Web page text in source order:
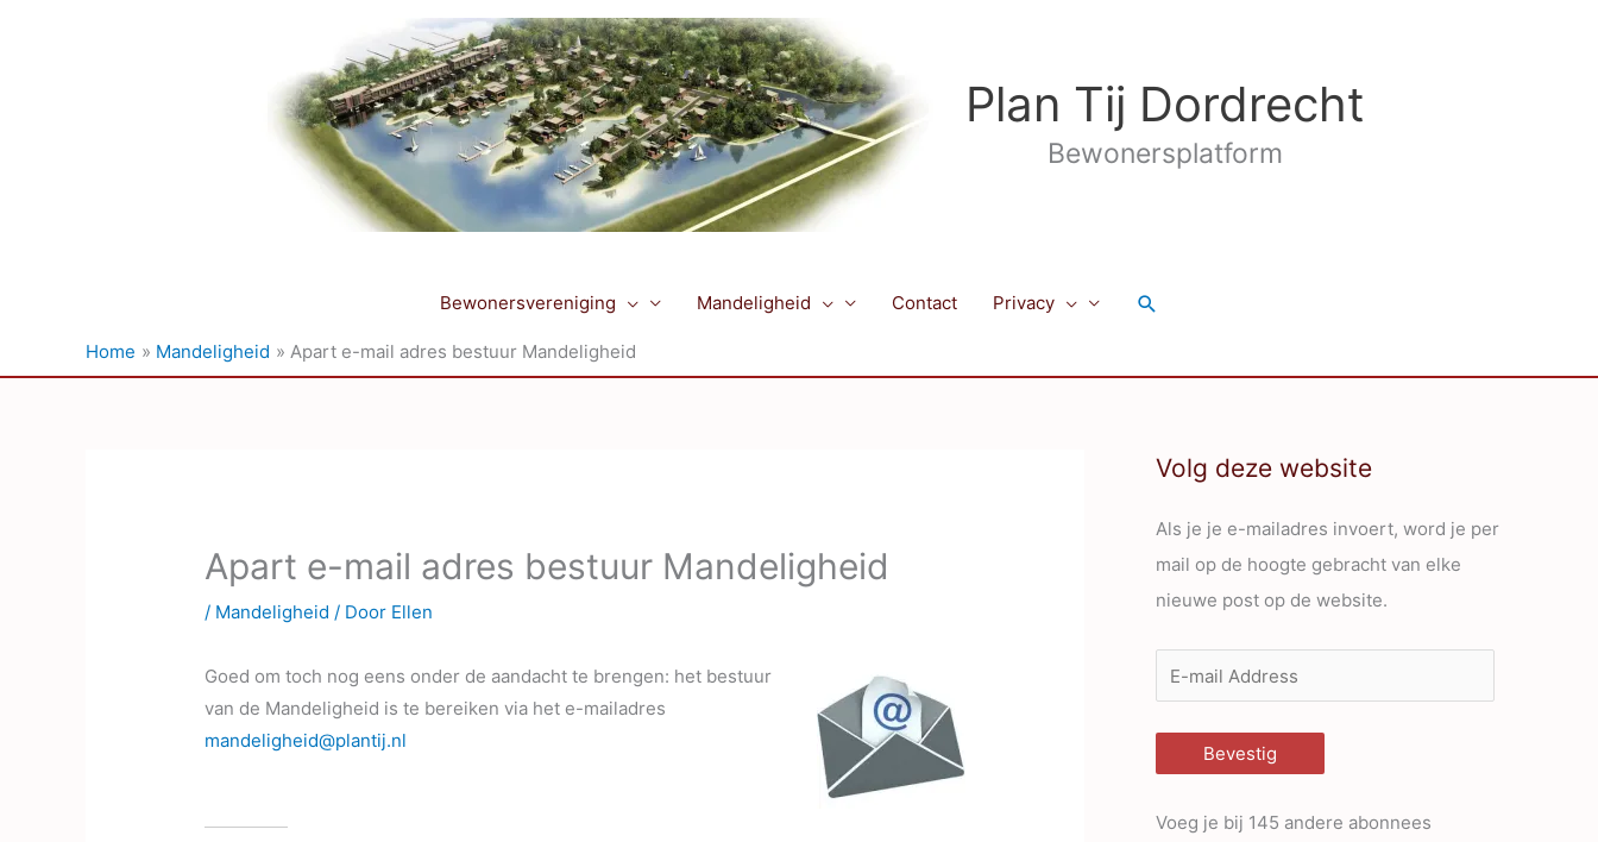
Plan Tij Dordrecht
Bewonersplatform
Bewonersvereniging Mandeligheid Contact Privacy Zoeken
Home Mandeligheid Apart e-mail adres bestuur Mandeligheid
Apart e-mail adres bestuur Mandeligheid
/ Mandeligheid / Door Ellen
Goed om toch nog eens onder de aandacht te brengen: het bestuur
van de Mandeligheid is te bereiken via het e-mailadres
mandeligheid@plantij.nl
Volg deze website
Als je je e-mailadres invoert, word je per
mail op de hoogte gebracht van elke
nieuwe post op de website.
-
m
a
Bevestig
Voeg je bij 145 andere abonnees